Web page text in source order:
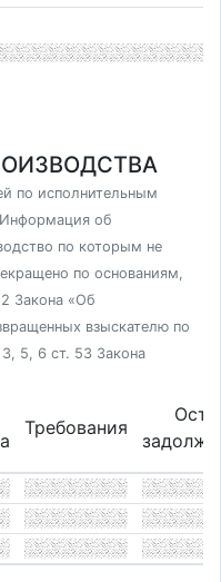
по исполнительным
об
по которым не
по основаниям,
Закона «Об
взыскателю по
5, 6 ст. 53 Закона
Требования